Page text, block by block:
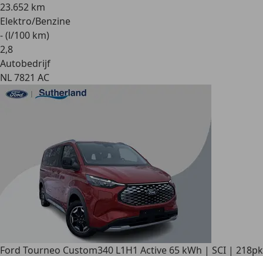
23.652 km
Elektro/Benzine
- (l/100 km)
2,8
Autobedrijf
NL 7821 AC
Ford Tourneo Custom340 L1H1 Active 65 kWh | SCI | 218pk